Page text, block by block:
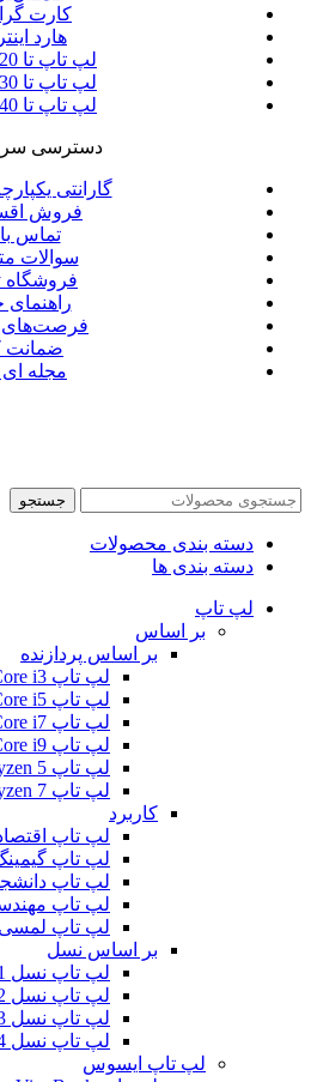
کارت
هارد
لپ تاپ تا 20 میلیون
لپ تاپ تا 30 میلیون
لپ تاپ تا 40 میلیون
دسترسی
گارانتی
فروش
تماس
سوالات
فروشگاه eBuy
راهنمای
فرصت‌های
ضمانت
مجله ای
جستجو
دسته بندی محصولات
دسته بندی ها
لپ تاپ
بر اساس
بر اساس پردازنده
لپ تاپ Core i3
لپ تاپ Core i5
لپ تاپ Core i7
لپ تاپ Core i9
لپ تاپ Ryzen 5
لپ تاپ Ryzen 7
کاربرد
لپ تاپ
لپ تاپ
لپ تاپ
لپ تاپ
لپ تاپ لمسی
بر اساس نسل
لپ تاپ نسل 11
لپ تاپ نسل 12
لپ تاپ نسل 13
لپ تاپ نسل 14
لپ تاپ ایسوس